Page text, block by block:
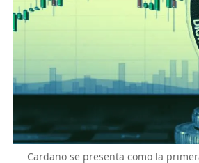
Cardano se presenta como la